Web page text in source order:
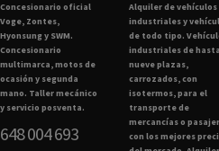
Concesionario oficial
Voge, Zontes,
Hyonsung y SWM.
Concesionario
multimarca, motos de
ocasión y segunda
mano. Taller mecánico
y servicio posventa.
648 004 693
Alquiler de vehículos
industriales y
de todo tipo.
industriales de hasta
nueve plazas,
carrozados, con
isotermos, para el
transporte de
mercancías o
con los mejores